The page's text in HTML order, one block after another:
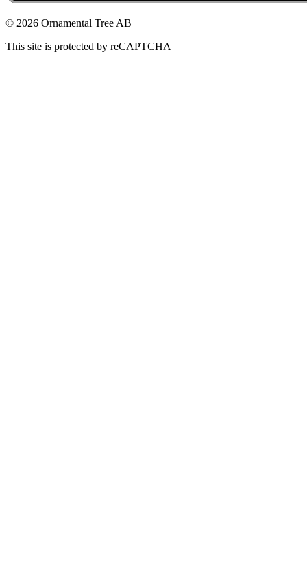
© 2026 Ornamental Tree AB
This site is protected by reCAPTCHA